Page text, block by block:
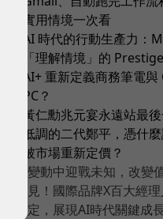
實用情境一次看
AI 時代的行動生產力：
「理解情境」的
AI+ 重新定義商務筆電
PC？
黃仁勳兆元宴永遠站最
低調的二代鄭平，憑什
被市場重新定價？
變動中迎戰未知，改變
見！國際品牌X百大經
定，展現AI時代關鍵成